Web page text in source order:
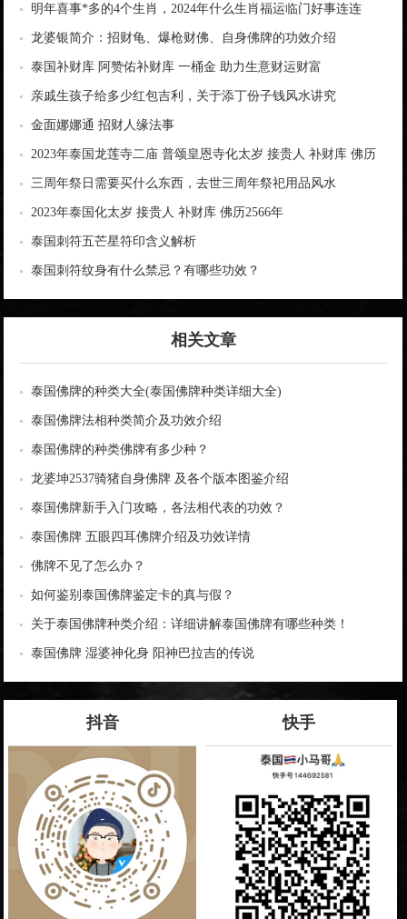
明年喜事*多的4个生肖，2024年什么生肖福运临门好事连连
龙婆银简介：招财龟、爆枪财佛、自身佛牌的功效介绍
泰国补财库 阿赞佑补财库 一桶金 助力生意财运财富
亲戚生孩子给多少红包吉利，关于添丁份子钱风水讲究
金面娜娜通 招财人缘法事
2023年泰国龙莲寺二庙 普颂皇恩寺化太岁 接贵人 补财库 佛历
2566年
三周年祭日需要买什么东西，去世三周年祭祀用品风水
2023年泰国化太岁 接贵人 补财库 佛历2566年
泰国刺符五芒星符印含义解析
泰国刺符纹身有什么禁忌？有哪些功效？
相关文章
泰国佛牌的种类大全(泰国佛牌种类详细大全)
泰国佛牌法相种类简介及功效介绍
泰国佛牌的种类佛牌有多少种？
龙婆坤2537骑猪自身佛牌 及各个版本图鉴介绍
泰国佛牌新手入门攻略，各法相代表的功效？
泰国佛牌 五眼四耳佛牌介绍及功效详情
佛牌不见了怎么办？
如何鉴别泰国佛牌鉴定卡的真与假？
关于泰国佛牌种类介绍：详细讲解泰国佛牌有哪些种类！
泰国佛牌 湿婆神化身 阳神巴拉吉的传说
抖音 快手